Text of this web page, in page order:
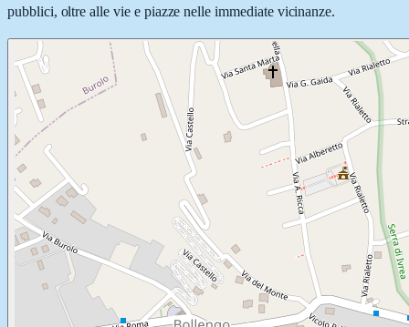
pubblici, oltre alle vie e piazze nelle immediate vicinanze.